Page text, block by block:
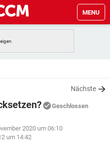
MENU
TIKTOK
TIKTOK
STREAMING
INSTAGRAM
STREAMING
Nächste
Geschlossen
2020 um 06:10
um 14:42